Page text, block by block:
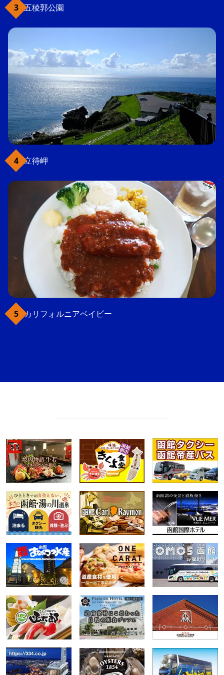
五稜郭公園
立待岬
カリフォルニアベイビー